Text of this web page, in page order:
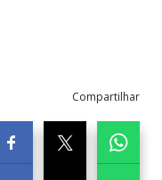
Compartilhar